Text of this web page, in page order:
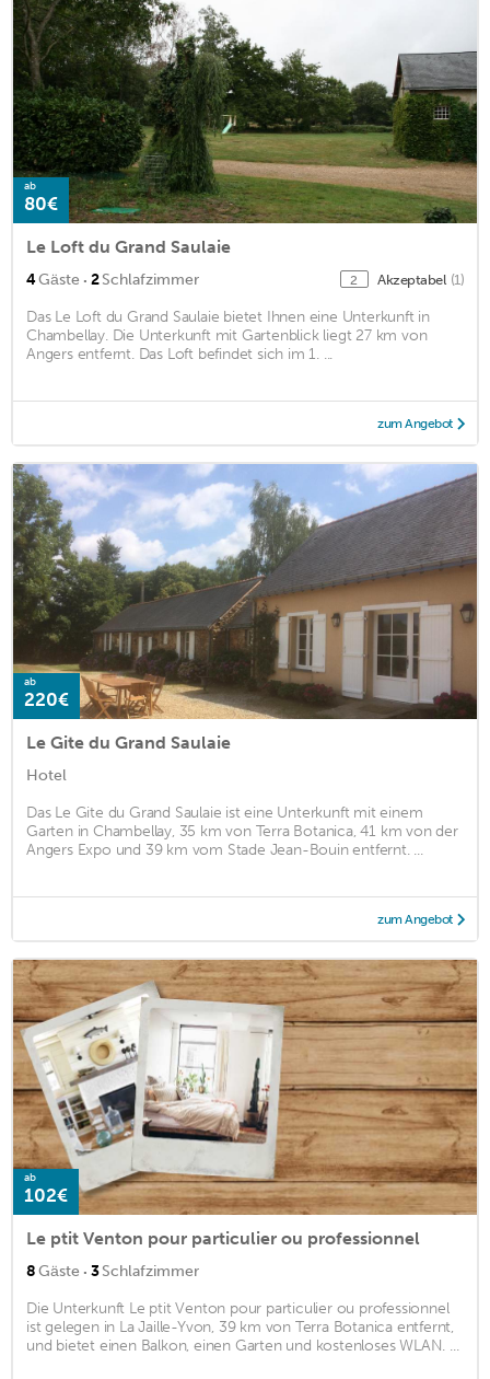
ab
80€
Le Loft du Grand Saulaie
4Gäste · 2Schlafzimmer 2 Akzeptabel (1)
Das Le Loft du Grand Saulaie bietet Ihnen eine Unterkunft in
Chambellay. Die Unterkunft mit Gartenblick liegt 27 km von
Angers entfernt. Das Loft befindet sich im 1. ...
zum Angebot
ab
220€
Le Gite du Grand Saulaie
Hotel
Das Le Gite du Grand Saulaie ist eine Unterkunft mit einem
Garten in Chambellay, 35 km von Terra Botanica, 41 km von der
Angers Expo und 39 km vom Stade Jean-Bouin entfernt. ...
zum Angebot
ab
102€
Le ptit Venton pour particulier ou professionnel
8Gäste · 3Schlafzimmer
Die Unterkunft Le ptit Venton pour particulier ou professionnel
ist gelegen in La Jaille-Yvon, 39 km von Terra Botanica entfernt,
und bietet einen Balkon, einen Garten und kostenloses WLAN. ...